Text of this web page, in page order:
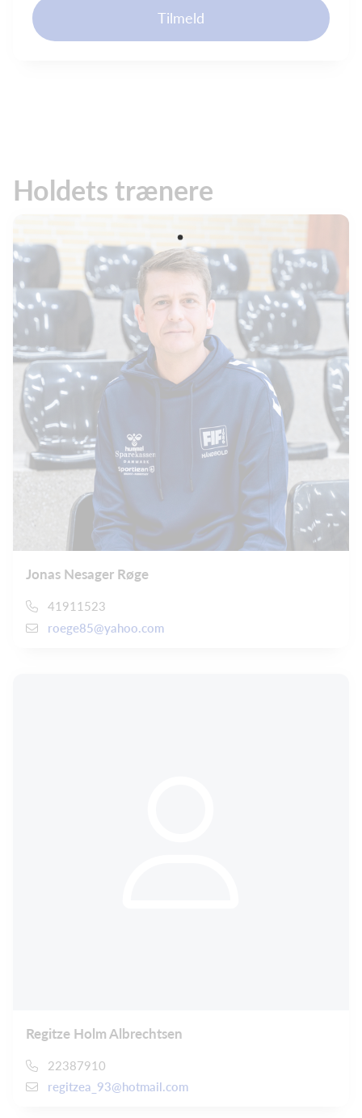
Tilmeld
Holdets trænere
Jonas Nesager Røge
41911523
roege85@yahoo.com
Regitze Holm Albrechtsen
22387910
regitzea_93@hotmail.com